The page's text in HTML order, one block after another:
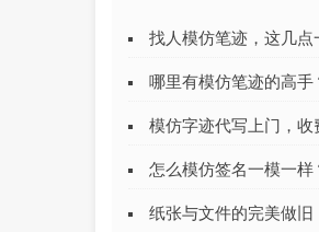
找人模仿笔迹，这几
哪里有模仿笔迹的高
模仿字迹代写上门，收
怎么模仿签名一模一样
纸张与文件的完美做